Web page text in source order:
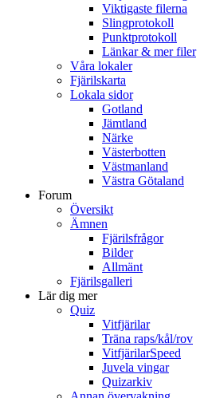
Viktigaste filerna
Slingprotokoll
Punktprotokoll
Länkar & mer filer
Våra lokaler
Fjärilskarta
Lokala sidor
Gotland
Jämtland
Närke
Västerbotten
Västmanland
Västra Götaland
Forum
Översikt
Ämnen
Fjärilsfrågor
Bilder
Allmänt
Fjärilsgalleri
Lär dig mer
Quiz
Vitfjärilar
Träna raps/kål/rov
VitfjärilarSpeed
Juvela vingar
Quizarkiv